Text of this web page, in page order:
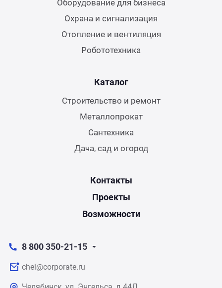
Оборудование для бизнеса
Охрана и сигнализация
Отопление и вентиляция
Робототехника
Каталог
Строительство и ремонт
Металлопрокат
Сантехника
Дача, сад и огород
Контакты
Проекты
Возможности
8 800 350-21-15
chel@corporate.ru